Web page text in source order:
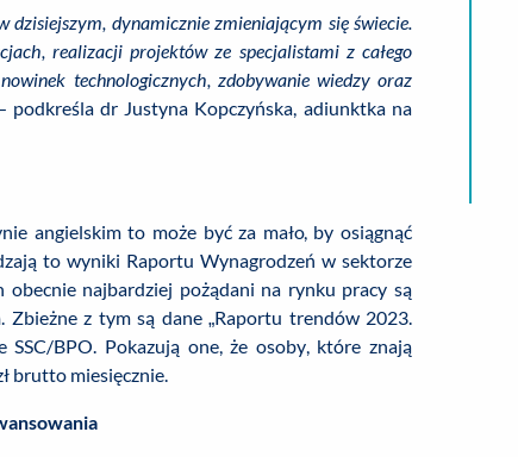
dzisiejszym, dynamicznie zmieniającym się świecie.
realizacji projektów ze specjalistami z całego
technologicznych, zdobywanie wiedzy oraz
podkreśla dr Justyna Kopczyńska, adiunktka na
angielskim to może być za mało, by osiągnąć
to wyniki Raportu Wynagrodzeń w sektorze
obecnie najbardziej pożądani na rynku pracy są
Zbieżne z tym są dane „Raportu trendów 2023.
BPO. Pokazują one, że osoby, które znają
brutto miesięcznie.